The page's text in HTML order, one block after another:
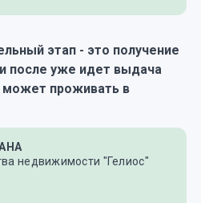
этап - это получение
после уже идет выдача
проживать в
недвижимости "Гелиос"